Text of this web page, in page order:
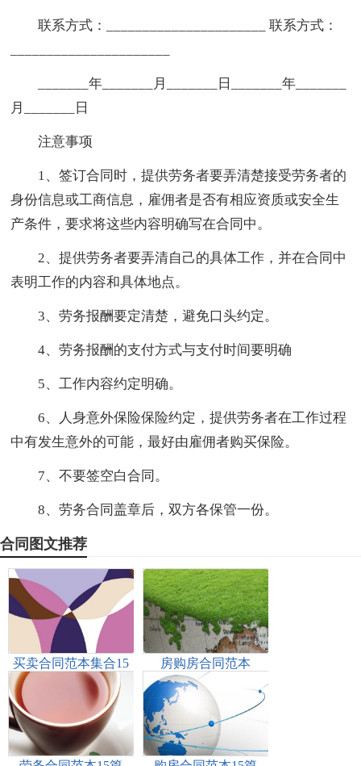
联系方式：______________________ 联系方式：
_______年_______月_______日_______年_______
月_______日
注意事项
1、签订合同时，提供劳务者要弄清楚接受劳务者的
身份信息或工商信息，雇佣者是否有相应资质或安全生
产条件，要求将这些内容明确写在合同中。
2、提供劳务者要弄清自己的具体工作，并在合同中
表明工作的内容和具体地点。
3、劳务报酬要定清楚，避免口头约定。
4、劳务报酬的支付方式与支付时间要明确
5、工作内容约定明确。
6、人身意外保险保险约定，提供劳务者在工作过程
中有发生意外的可能，最好由雇佣者购买保险。
7、不要签空白合同。
8、劳务合同盖章后，双方各保管一份。
合同图文推荐
买卖合同范本集合15
房购房合同范本